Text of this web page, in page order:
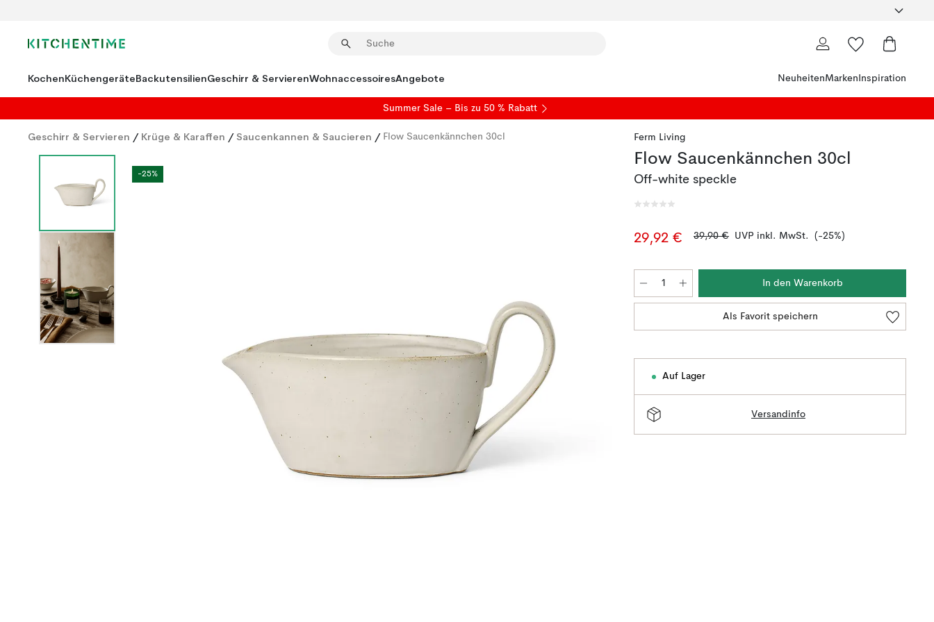
KochenKüchengeräteBackutensilienGeschirr & ServierenWohnaccessoiresAngebote NeuheitenMarken Inspiration
Summer Sale – Bis zu 50 % Rabatt
Geschirr & Servieren / Krüge & Karaffen / Saucenkannen & Saucieren / Flow Saucenkännchen 30cl
-25%
Ferm Living
Flow Saucenkännchen 30cl
Off-white speckle
29,92 € 39,90 € UVP inkl. MwSt. (-25%)
In den Warenkorb
Als Favorit speichern
Auf Lager
Versandinfo